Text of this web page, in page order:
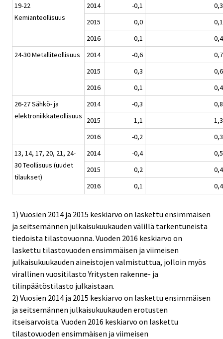
19-22
Kemianteollisuus
2014 -0,1
0,3
2015
0,0
0,1
2016
0,1
0,4
24-30 Metalliteollisuus
2014 -0,6
0,7
2015
0,3
0,6
2016
0,1
0,4
26-27 Sähkö- ja
elektroniikkateollisuus
2014 -0,3
0,8
2015
1,1
1,3
2016
-0,2
0,3
13, 14, 17, 20, 21, 24-
30 Teollisuus (uudet
tilaukset)
2014 -0,4
0,5
2015
0,2
0,4
2016
0,1 0,4
1) Vuosien 2014 ja 2015 keskiarvo on laskettu ensimmäisen
ja seitsemännen julkaisukuukauden välillä tarkentuneista
tiedoista tilastovuonna. Vuoden 2016 keskiarvo on
laskettu tilastovuoden ensimmäisen ja viimeisen
julkaisukuukauden aineistojen valmistuttua, jolloin myös
virallinen vuositilasto Yritysten rakenne- ja
tilinpäätöstilasto julkaistaan.
2) Vuosien 2014 ja 2015 keskiarvo on laskettu ensimmäisen
ja seitsemännen julkaisukuukauden erotusten
itseisarvoista. Vuoden 2016 keskiarvo on laskettu
tilastovuoden ensimmäisen ja viimeisen